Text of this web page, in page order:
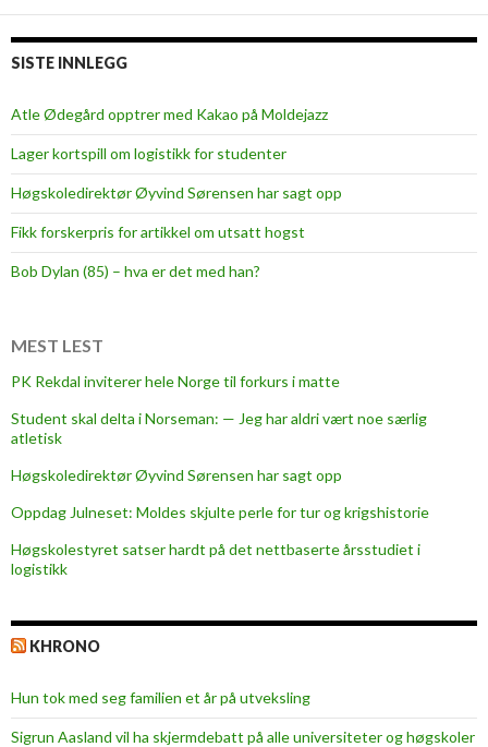
SISTE INNLEGG
Atle Ødegård opptrer med Kakao på Moldejazz
Lager kortspill om logistikk for studenter
Høgskoledirektør Øyvind Sørensen har sagt opp
Fikk forskerpris for artikkel om utsatt hogst
Bob Dylan (85) – hva er det med han?
MEST LEST
PK Rekdal inviterer hele Norge til forkurs i matte
Student skal delta i Norseman: — Jeg har aldri vært noe særlig
atletisk
Høgskoledirektør Øyvind Sørensen har sagt opp
Oppdag Julneset: Moldes skjulte perle for tur og krigshistorie
Høgskolestyret satser hardt på det nettbaserte årsstudiet i
logistikk
KHRONO
Hun tok med seg familien et år på utveksling
Sigrun Aasland vil ha skjerm­debatt på alle universiteter og høgskoler